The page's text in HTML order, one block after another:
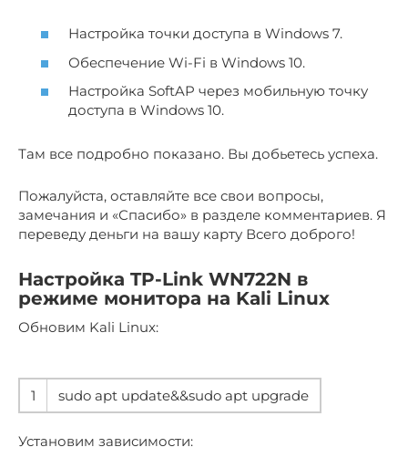
Настройка точки доступа в Windows 7.
Обеспечение Wi-Fi в Windows 10.
Настройка SoftAP через мобильную точку
доступа в Windows 10.
Там все подробно показано. Вы добьетесь успеха.
Пожалуйста, оставляйте все свои вопросы,
замечания и «Спасибо» в разделе комментариев. Я
переведу деньги на вашу карту Всего доброго!
Настройка TP-Link WN722N в
режиме монитора на Kali Linux
Обновим Kali Linux:
1 sudo apt update&&sudo apt upgrade
Установим зависимости: